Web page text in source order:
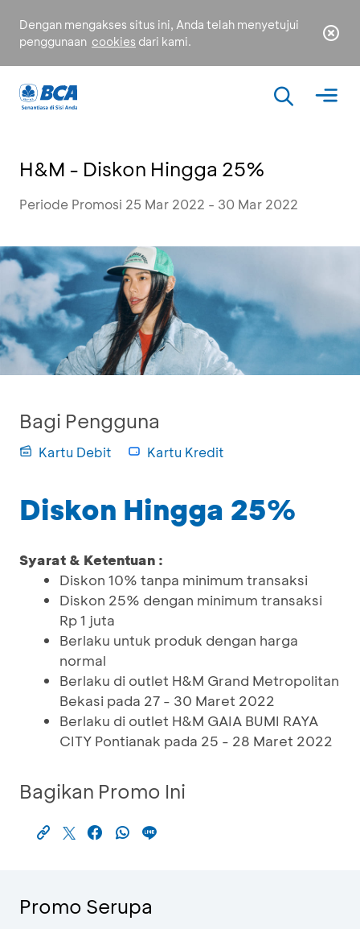
Dengan mengakses situs ini, Anda telah menyetujui
penggunaan cookies dari kami.
H&M - Diskon Hingga 25%
Periode Promosi 25 Mar 2022 - 30 Mar 2022
Bagi Pengguna
Kartu Debit Kartu Kredit
Diskon Hingga 25%
Syarat & Ketentuan :
Diskon 10% tanpa minimum transaksi
Diskon 25% dengan minimum transaksi
Rp 1 juta
Berlaku untuk produk dengan harga
normal
Berlaku di outlet H&M Grand Metropolitan
Bekasi pada 27 - 30 Maret 2022
Berlaku di outlet H&M GAIA BUMI RAYA
CITY Pontianak pada 25 - 28 Maret 2022
Bagikan Promo Ini
Promo Serupa